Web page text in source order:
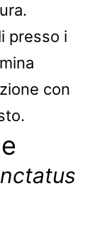
presso i
con